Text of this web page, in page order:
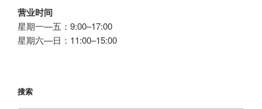
服
务”
营业时间
星期一—五：9:00–17:00
星期六—日：11:00–15:00
搜索